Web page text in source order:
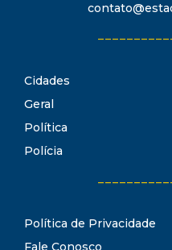
Cidades
Geral
Política
Polícia
Política de Privacidade
Fale Conosco